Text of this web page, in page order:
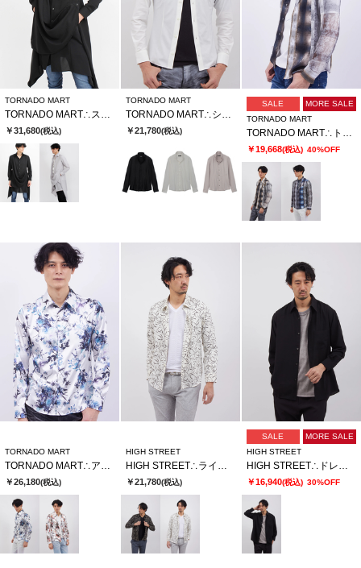
TORNADO MART
TORNADO MART∴スカーフロングシャツ
￥31,680(税込)
TORNADO MART
TORNADO MART∴シュリンクガラエンボストリコットシャツ
￥21,780(税込)
SALE
MORE SALE
TORNADO MART
TORNADO MART∴トリプルパネルオンブレチェックプリントシャツ
￥19,668(税込) 40%OFF
TORNADO MART
TORNADO MART∴アクアフラワープリントシャツ
￥26,180(税込)
HIGH STREET
HIGH STREET∴ライトアムンゼンフロールプリントＳＨ
￥21,780(税込)
SALE
MORE SALE
HIGH STREET
HIGH STREET∴ドレープモーションオーバーシャツ
￥16,940(税込) 30%OFF